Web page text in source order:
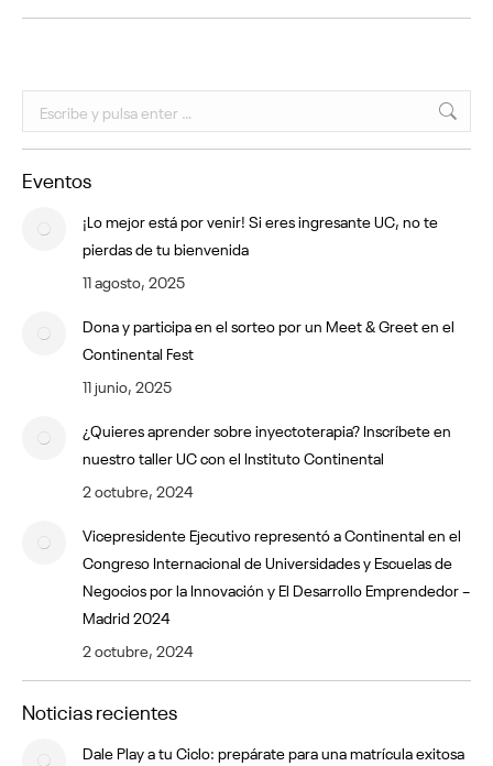
Buscar:
Eventos
¡Lo mejor está por venir! Si eres ingresante UC, no te
pierdas de tu bienvenida
11 agosto, 2025
Dona y participa en el sorteo por un Meet & Greet en el
Continental Fest
11 junio, 2025
¿Quieres aprender sobre inyectoterapia? Inscríbete en
nuestro taller UC con el Instituto Continental
2 octubre, 2024
Vicepresidente Ejecutivo representó a Continental en el
Congreso Internacional de Universidades y Escuelas de
Negocios por la Innovación y El Desarrollo Emprendedor –
Madrid 2024
2 octubre, 2024
Noticias recientes
Dale Play a tu Ciclo: prepárate para una matrícula exitosa